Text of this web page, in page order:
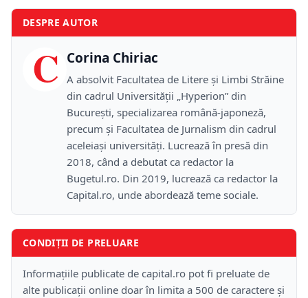
DESPRE AUTOR
C Corina Chiriac
A absolvit Facultatea de Litere și Limbi Străine
din cadrul Universității „Hyperion” din
București, specializarea română-japoneză,
precum și Facultatea de Jurnalism din cadrul
aceleiași universități. Lucrează în presă din
2018, când a debutat ca redactor la
Bugetul.ro. Din 2019, lucrează ca redactor la
Capital.ro, unde abordează teme sociale.
CONDIȚII DE PRELUARE
Informațiile publicate de capital.ro pot fi preluate de
alte publicații online doar în limita a 500 de caractere și